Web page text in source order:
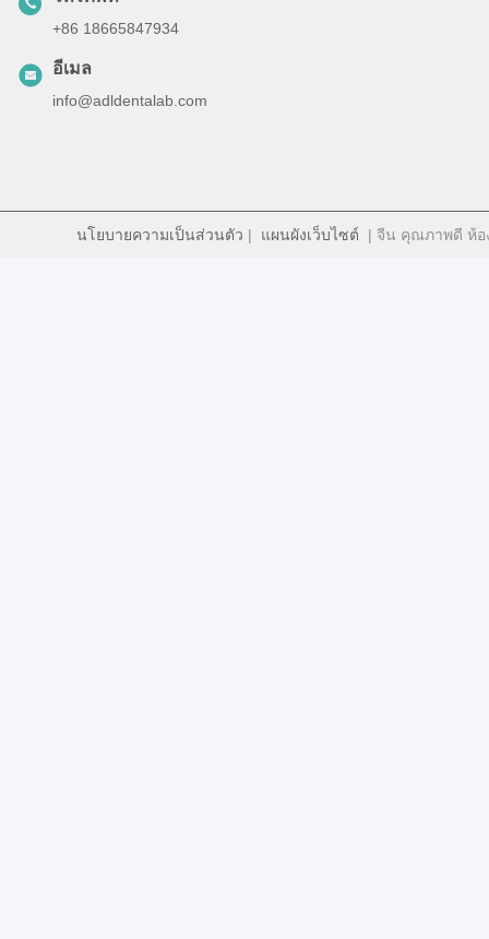
+86 18665847934
อีเมล
info@adldentalab.com
นโยบายความเป็นส่วนตัว | แผนผังเว็บไซต์ | จีน คุณภาพดี ห้อ